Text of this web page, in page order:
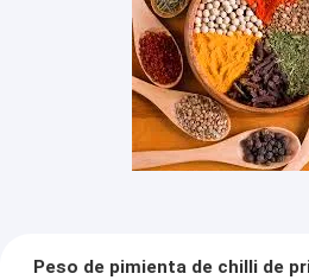
Peso de pimienta de chilli de